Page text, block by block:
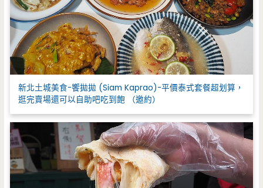
新北土城美食-饗拋拋 (Siam Kaprao)-平價泰式套餐超划算，
逛完賣場還可以自助吧吃到飽 （邀約）